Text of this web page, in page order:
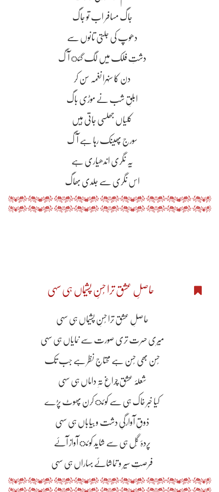
جاگ مسافر اب تو جاگ
دھوپ کی جلتی تانوں سے
دشتِ فلک میں لگ گئ آگ
دن کا سنہرا نغمہ سن کر
ابلقِ شب نے موڑی باگ
کلیاں جھلسی جاتی ہیں
سورج پھینک رہا ہے آگ
یہ نگری اندھیاری ہے
اس نگری سے جلدی بھاگ
حاصلِ عشق ترا حُسنِ پشیماں ہی سہی
حاصلِ عشق ترا حُسنِ پشیماں ہی سہی
میری حسرت تری صورت سے نمایاں ہی سہی
حُسن بھی حُسن ہے محتاجِ نظر ہے جب تک
شعلۂ عشق چراغِ تہِ داماں ہی سہی
کیا خبر خاک ہی سے کوئ کرن پھوٹ پڑے
ذوقِ آوارگیِ دشت و بیاباں ہی سہی
پردۂ گُل ہی سے شاید کوئ آواز آۓ
فرصتِ سیر و تماشاۓ بہاراں ہی سہی